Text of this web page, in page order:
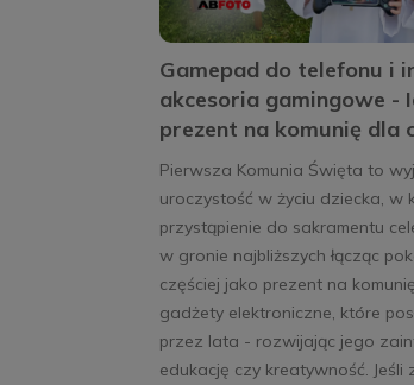
Gamepad do telefonu i
akcesoria gamingowe -
prezent na komunię dla
Pierwsza Komunia Święta to
uroczystość w życiu dziecka, w
przystąpienie do sakramentu
w gronie najbliższych łącząc
częściej jako prezent na
gadżety elektroniczne, które
przez lata - rozwijając jego
edukację czy kreatywność.